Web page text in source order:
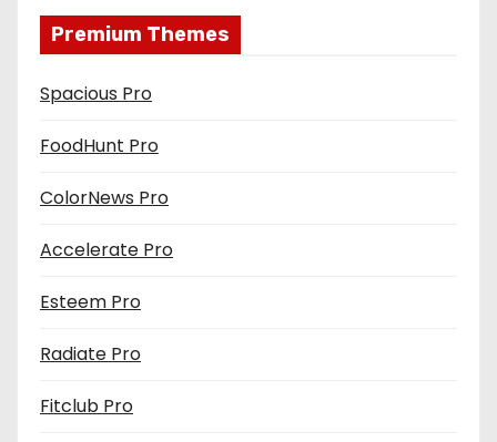
Premium Themes
Spacious Pro
FoodHunt Pro
ColorNews Pro
Accelerate Pro
Esteem Pro
Radiate Pro
Fitclub Pro